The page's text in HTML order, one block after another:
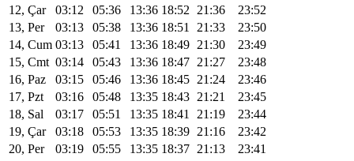
12, Çar
03:12 05:36 13:36 18:52 21:36
23:52
13, Per
03:13 05:38 13:36 18:51 21:33
23:50
14, Cum 03:13 05:41 13:36 18:49 21:30
23:49
15, Cmt 03:14 05:43 13:36 18:47 21:27
23:48
16, Paz
03:15 05:46 13:36 18:45 21:24
23:46
17, Pzt
03:16 05:48 13:35 18:43 21:21
23:45
18, Sal
03:17 05:51 13:35 18:41 21:19
23:44
19, Çar
03:18 05:53 13:35 18:39 21:16
23:42
20, Per
03:19 05:55 13:35 18:37 21:13
23:41